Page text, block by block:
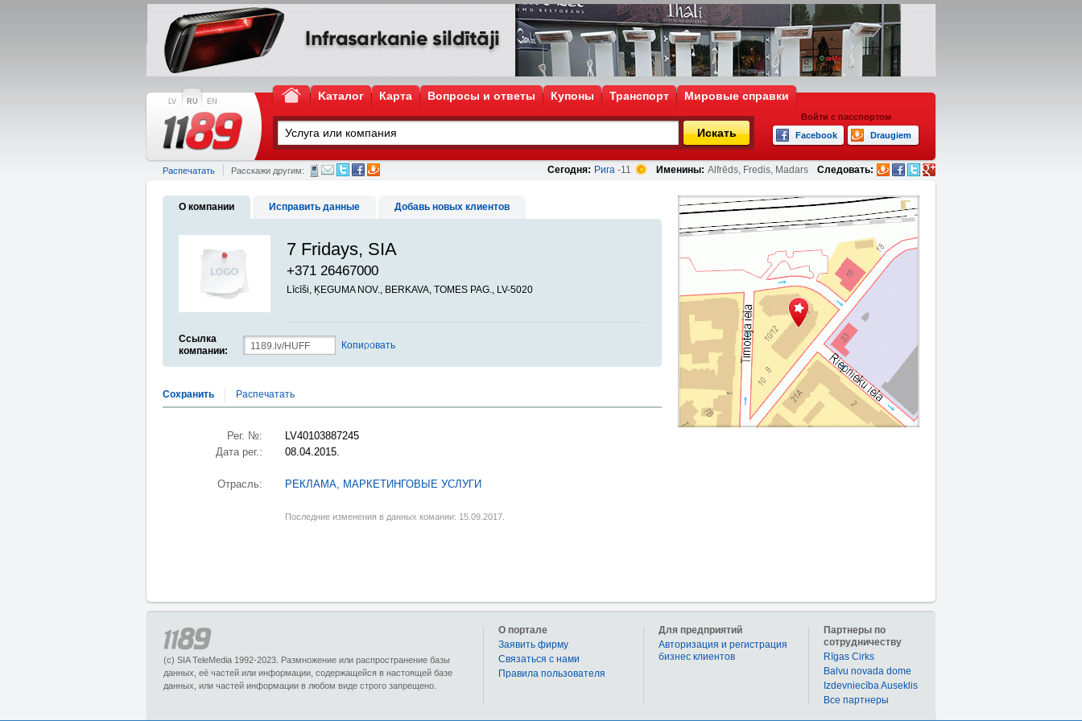
LV RU EN Kаталог Карта Вопросы и ответы Купоны Транспорт Мировые справки
Искать
Войти с пасспортом
Facebook
Draugiem
Сегодня: Рига -11 Именины: Alfrēds, Fredis, Madars Следовать:
Распечатать Расскажи другим:
О компании Исправить данные Добавь новых клиентов
7 Fridays, SIA
+371 26467000
Līcīši, ĶEGUMA NOV., BERKAVA, TOMES PAG., LV-5020
Ссылка
компании:
Копировать
Сохранить Распечатать
Рег. №:
LV40103887245
Дата рег.:
08.04.2015.
Отрасль: РЕКЛАМА, МАРКЕТИНГОВЫЕ УСЛУГИ
Последние изменения в данных комании: 15.09.2017.
(c) SIA TeleMedia 1992-2023. Размножение или распространение базы
данных, её частей или информации, содержащейся в настоящей базе
данных, или частей информации в любом виде строго запрещено.
Партнеры по
сотрудничеству
Rīgas Cirks
Balvu novada dome
Izdevniecība Auseklis
Bce партнеры
Для предприятий
Авторизация и регистрация
бизнес клиентов
О портале
Заявить фирму
Связаться с нами
Правила пользователя